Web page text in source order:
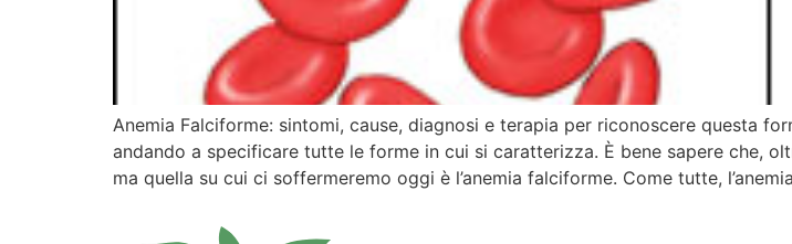
Anemia Falciforme: sintomi, cause, diagnosi e terapia per riconoscere questa
andando a specificare tutte le forme in cui si caratterizza. È bene sapere che,
ma quella su cui ci soffermeremo oggi è l’anemia falciforme. Come tutte,